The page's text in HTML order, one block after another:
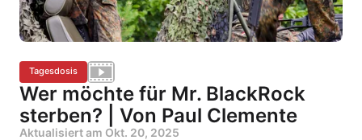
Tagesdosis
Wer möchte für Mr. BlackRock
sterben? | Von Paul Clemente
Aktualisiert am Okt. 20, 2025